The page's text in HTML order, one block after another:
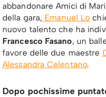
abbandonare Amici di
della gara, Emanuel Lo
nuovo talento che ha
Francesco Fasano, un
favore delle due maestre
Alessandra Celentano.
Dopo pochissime